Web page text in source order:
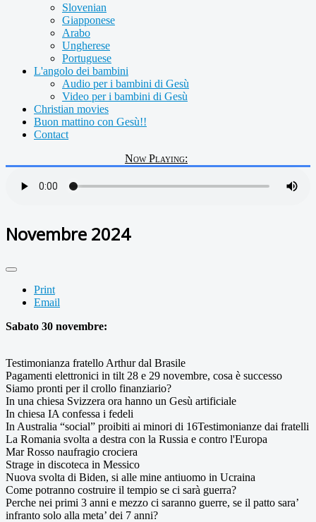
Slovenian
Giapponese
Arabo
Ungherese
Portuguese
L'angolo dei bambini
Audio per i bambini di Gesù
Video per i bambini di Gesù
Christian movies
Buon mattino con Gesù!!
Contact
Now Playing:
Novembre 2024
Print
Email
Sabato 30 novembre:
Testimonianza fratello Arthur dal Brasile
Pagamenti elettronici in tilt 28 e 29 novembre, cosa è successo
Siamo pronti per il crollo finanziario?
In una chiesa Svizzera ora hanno un Gesù artificiale
In chiesa IA confessa i fedeli
In Australia “social” proibiti ai minori di 16Testimonianze dai fratelli
La Romania svolta a destra con la Russia e contro l'Europa
Mar Rosso naufragio crociera
Strage in discoteca in Messico
Nuova svolta di Biden, si alle mine antiuomo in Ucraina
Come potranno costruire il tempio se ci sarà guerra?
Perche nei primi 3 anni e mezzo ci saranno guerre, se il patto sara’
infranto solo alla meta’ dei 7 anni?